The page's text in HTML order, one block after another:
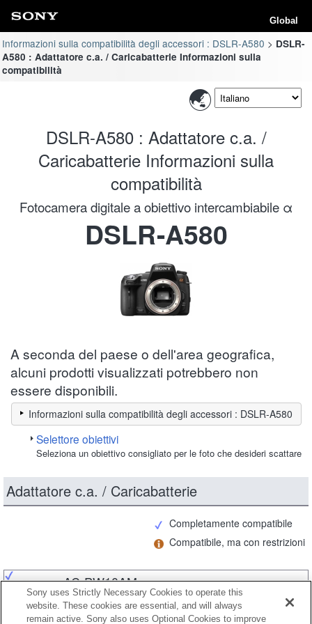
Global
Informazioni sulla compatibilità degli accessori : DSLR-A580
DSLR-
A580 : Adattatore c.a. / Caricabatterie Informazioni sulla
compatibilità
DSLR-A580 : Adattatore c.a. /
Caricabatterie Informazioni sulla
compatibilità
Fotocamera digitale a obiettivo intercambiabile α
DSLR-A580
A seconda del paese o dell'area geografica,
alcuni prodotti visualizzati potrebbero non
essere disponibili.
Informazioni sulla compatibilità degli accessori : DSLR-A580
Selettore obiettivi
Seleziona un obiettivo consigliato per le foto che desideri scattare
Adattatore c.a. / Caricabatterie
Completamente compatibile
Compatibile, ma con restrizioni
AC-PW10AM
Sony uses Strictly Necessary Cookies to operate this
website. These cookies are essential, and will always
remain active. Sony also uses Optional Cookies to improve